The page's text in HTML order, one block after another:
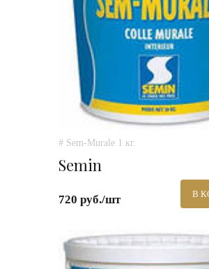
# Sem-Murale 1 кг.
Semin
720 руб./шт В